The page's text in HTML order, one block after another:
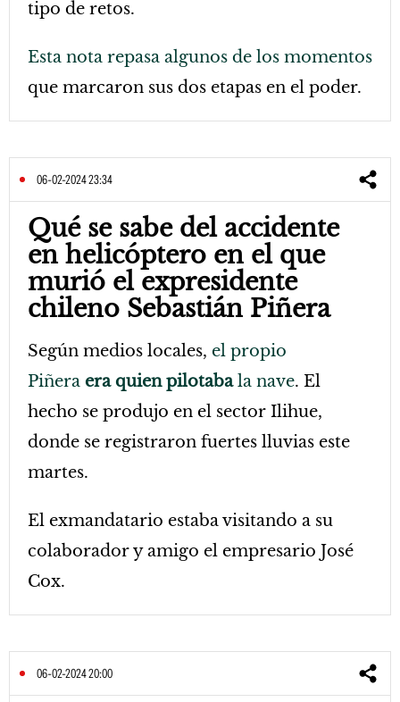
tipo de retos.
Esta nota repasa algunos de los momentos
que marcaron sus dos etapas en el poder.
06-02-2024 23:34
Qué se sabe del accidente
en helicóptero en el que
murió el expresidente
chileno Sebastián Piñera
Según medios locales, el propio
Piñera era quien pilotabala nave. El
hecho se produjo en el sector Ilihue,
donde se registraron fuertes lluvias este
martes.
El exmandatario estaba visitando a su
colaborador y amigo el empresario José
Cox.
06-02-2024 20:00